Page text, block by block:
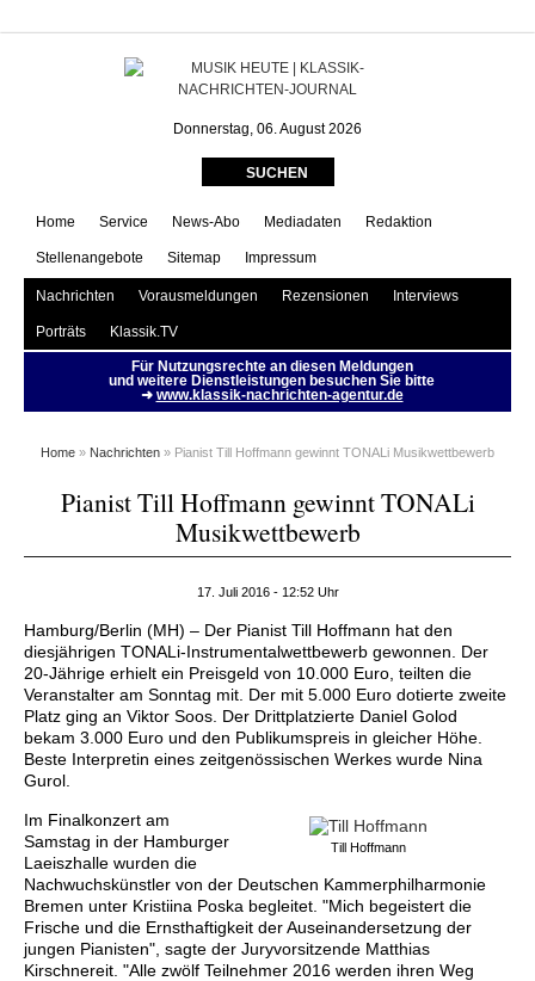
Pianist Till Hoffmann gewinnt
TONALi Musikwettbewerb | MUSIK
Donnerstag, 06. August 2026
SUCHEN
Home Service News-Abo Mediadaten Redaktion
Stellenangebote Sitemap Impressum
Nachrichten Vorausmeldungen Rezensionen Interviews
Porträts Klassik.TV
Für Nutzungsrechte an diesen Meldungen
und weitere Dienstleistungen besuchen Sie bitte
➜ www.klassik-nachrichten-agentur.de
Home » Nachrichten » Pianist Till Hoffmann gewinnt TONALi Musikwettbewerb
Pianist Till Hoffmann gewinnt TONALi
Musikwettbewerb
17. Juli 2016 - 12:52 Uhr
Hamburg/Berlin (MH) – Der Pianist Till Hoffmann hat den
diesjährigen TONALi-Instrumentalwettbewerb gewonnen. Der
20-Jährige erhielt ein Preisgeld von 10.000 Euro, teilten die
Veranstalter am Sonntag mit. Der mit 5.000 Euro dotierte zweite
Platz ging an Viktor Soos. Der Drittplatzierte Daniel Golod
bekam 3.000 Euro und den Publikumspreis in gleicher Höhe.
Beste Interpretin eines zeitgenössischen Werkes wurde Nina
Gurol.
Till Hoffmann
Im Finalkonzert am
Samstag in der Hamburger
Laeiszhalle wurden die
Nachwuchskünstler von der Deutschen Kammerphilharmonie
Bremen unter Kristiina Poska begleitet. "Mich begeistert die
Frische und die Ernsthaftigkeit der Auseinandersetzung der
jungen Pianisten", sagte der Juryvorsitzende Matthias
Kirschnereit. "Alle zwölf Teilnehmer 2016 werden ihren Weg